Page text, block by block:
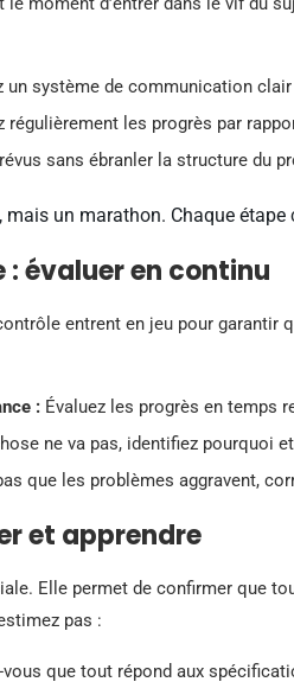
un système de communication
régulièrement les progrès par
sans ébranler la structure du
mais un marathon. Chaque
évaluer en continu
entrent en jeu pour
: Évaluez les progrès en temps
ne va pas, identifiez pourquoi
que les problèmes aggravent,
et apprendre
Elle permet de confirmer que
pas :
vous que tout répond aux